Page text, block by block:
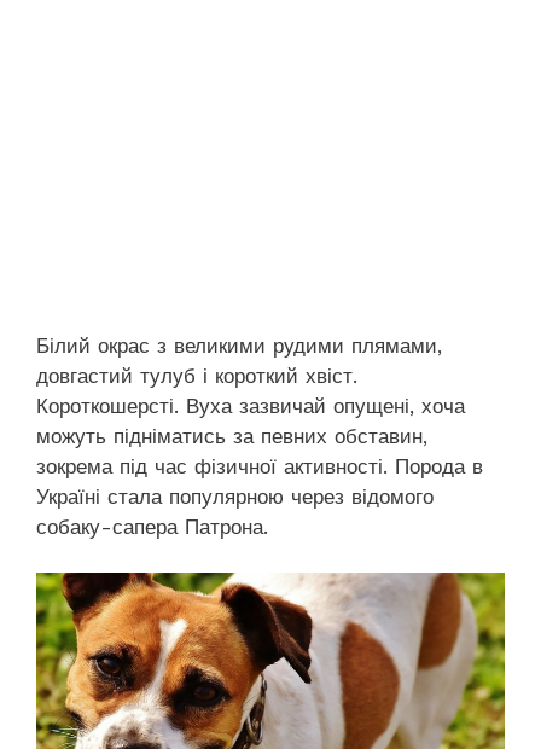
Білий окрас з великими рудими плямами,
довгастий тулуб і короткий хвіст.
Короткошерсті. Вуха зазвичай опущені, хоча
можуть підніматись за певних обставин,
зокрема під час фізичної активності. Порода в
Україні стала популярною через відомого
собаку-сапера Патрона.